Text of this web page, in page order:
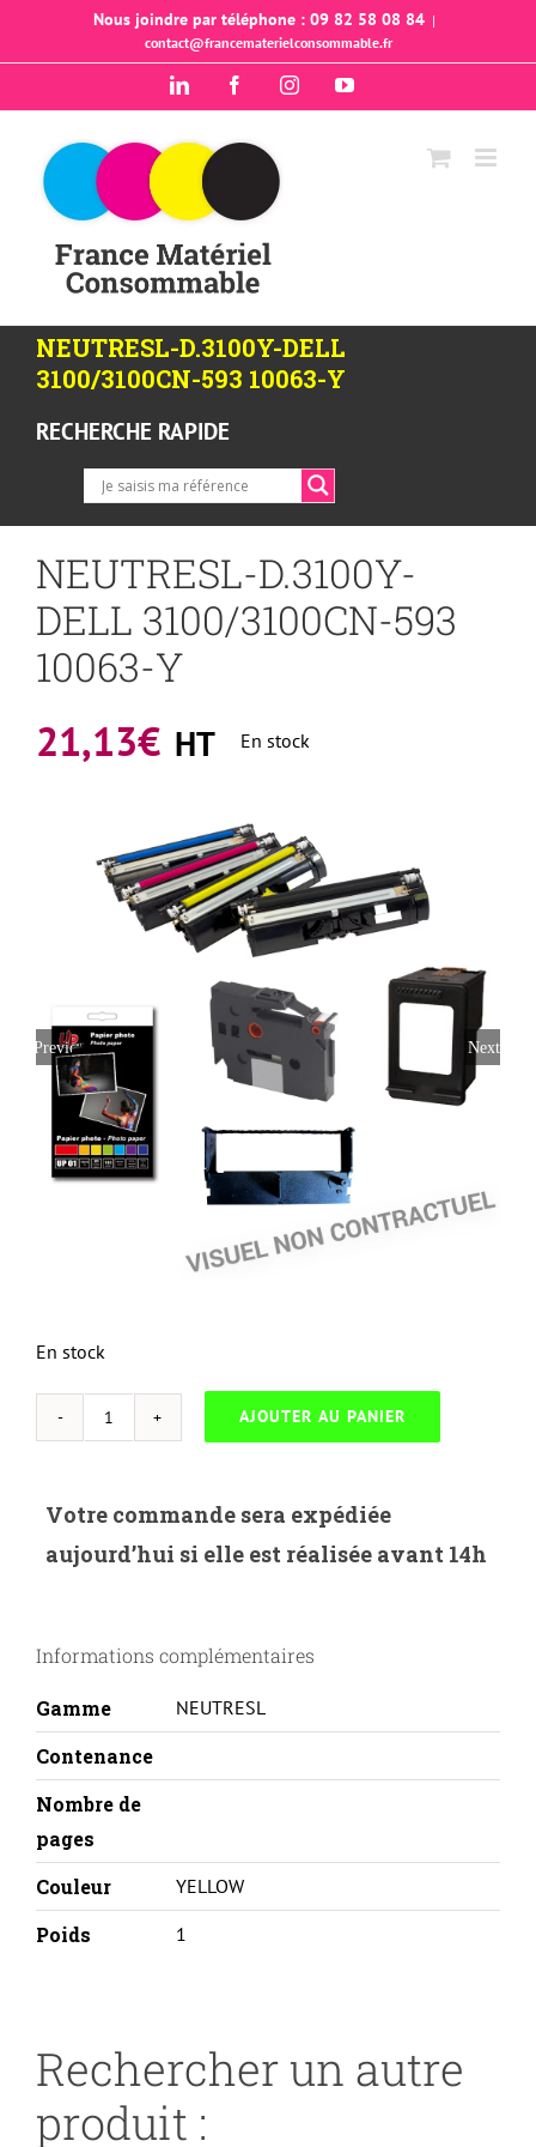
Nous joindre par téléphone : 09 82 58 08 84 |
contact@francematerielconsommable.fr
LinkedIn FacebookInstagramYouTube
NEUTRESL-D.3100Y-DELL
3100/3100CN-593 10063-Y
RECHERCHE RAPIDE
NEUTRESL-D.3100Y-
DELL 3100/3100CN-593
10063-Y
21,13€ HT En stock
Previous Next
En stock
quantité
D.3100Y-
DELL
10063-
AJOUTER AU PANIER
Votre commande sera expédiée
aujourd’hui si elle est réalisée avant 14h
Informations complémentaires
Gamme NEUTRESL
Contenance
Nombre de
pages
Couleur
YELLOW
Poids 1
Rechercher un autre
produit :